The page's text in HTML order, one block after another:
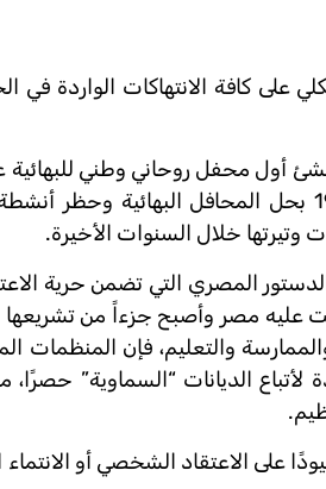
على كافة الانتهاكات الواردة
شؤون البهائيين إلى أن صدر قرار رئيس الجمهورية في 1960
خلال السنوات الأخيرة.
الحكومة في مستهل ردها إلى المادة 64 من الدستور
والتعليم، فإن
لأتباع الديانات “السماوية”
الاعتقاد الشخصي أو الانتماء